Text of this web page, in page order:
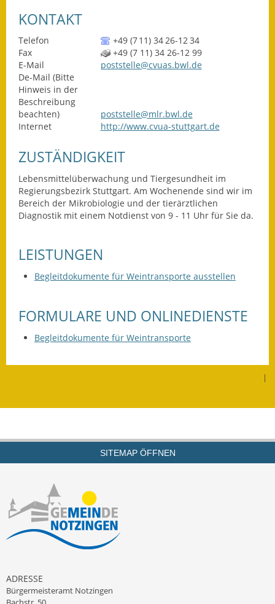
Umleitungsplan
Stellenausschreibungen
Bauhof Notzingen
Formulare
Sitzungsberichte 2017
KONTAKT
Telefon +49 (711) 3426-1234
Fax
+49 (7 11) 34 26-12 99
E-Mail
poststelle@cvuas.bwl.de
De-Mail (Bitte
Hinweis in der
Beschreibung
beachten)
poststelle@mlr.bwl.de
Internet
http://www.cvua-stuttgart.de
ZUSTÄNDIGKEIT
Lebensmittelüberwachung und Tiergesundheit im
Regierungsbezirk Stuttgart. Am Wochenende sind wir im
Bereich der Mikrobiologie und der tierärztlichen
Diagnostik mit einem Notdienst von 9 - 11 Uhr für Sie da.
LEISTUNGEN
Begleitdokumente für Weintransporte ausstellen
FORMULARE UND ONLINEDIENSTE
Begleitdokumente für Weintransporte
|
SITEMAP ÖFFNEN
ADRESSE
Bürgermeisteramt Notzingen